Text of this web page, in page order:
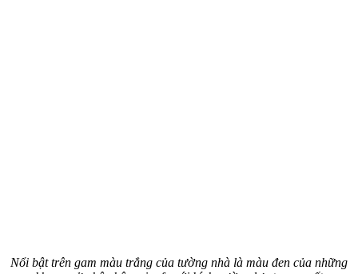
Nổi bật trên gam màu trắng của tường nhà là màu đen của những